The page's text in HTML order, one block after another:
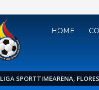
HOME
LIGA SPORTTIMEARENA,